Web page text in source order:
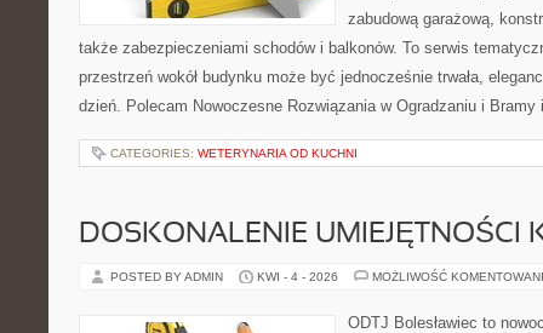
zabudową garażową,
także zabezpieczeniami schodów i balkonów. To serwis
przestrzeń wokół budynku może być jednocześnie trwała,
dzień. Polecam Nowoczesne Rozwiązania w Ogradzaniu i
CATEGORIES: WETERYNARIA OD KUCHNI
DOSKONALENIE UMIEJĘTNOŚCI
POSTED BY ADMIN KWI - 4 - 2026 MOŻLIWOŚĆ
ODTJ Bolesławiec to